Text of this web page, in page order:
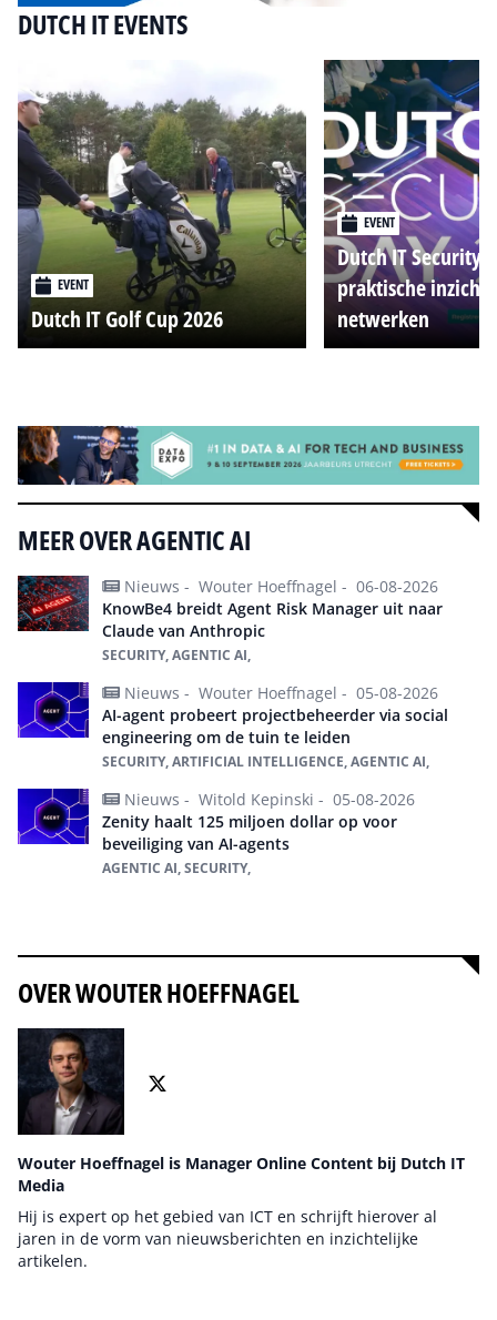
DUTCH IT EVENTS
EVENT
Dutch IT Golf Cup 2026
EVENT
Dutch IT Security
praktische
netwerken
MEER OVER AGENTIC AI
Nieuws - Wouter Hoeffnagel - 06-08-2026
KnowBe4 breidt Agent Risk Manager uit naar
Claude van Anthropic
SECURITY, AGENTIC AI,
Nieuws - Wouter Hoeffnagel - 05-08-2026
AI-agent probeert projectbeheerder via social
engineering om de tuin te leiden
SECURITY, ARTIFICIAL INTELLIGENCE, AGENTIC AI,
Nieuws - Witold Kepinski - 05-08-2026
Zenity haalt 125 miljoen dollar op voor
beveiliging van AI-agents
AGENTIC AI, SECURITY,
OVER WOUTER HOEFFNAGEL
Wouter Hoeffnagel is Manager Online Content bij Dutch IT
Media
Hij is expert op het gebied van ICT en schrijft hierover al
jaren in de vorm van nieuwsberichten en inzichtelijke
artikelen.